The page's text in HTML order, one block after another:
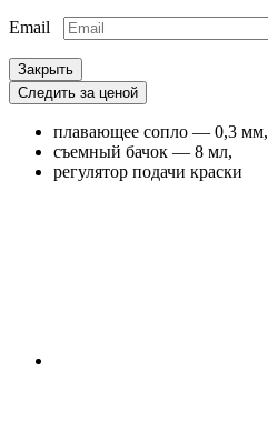
Email
Закрыть
Следить за ценой
плавающее сопло — 0,3 мм,
съемный бачок — 8 мл,
регулятор подачи краски